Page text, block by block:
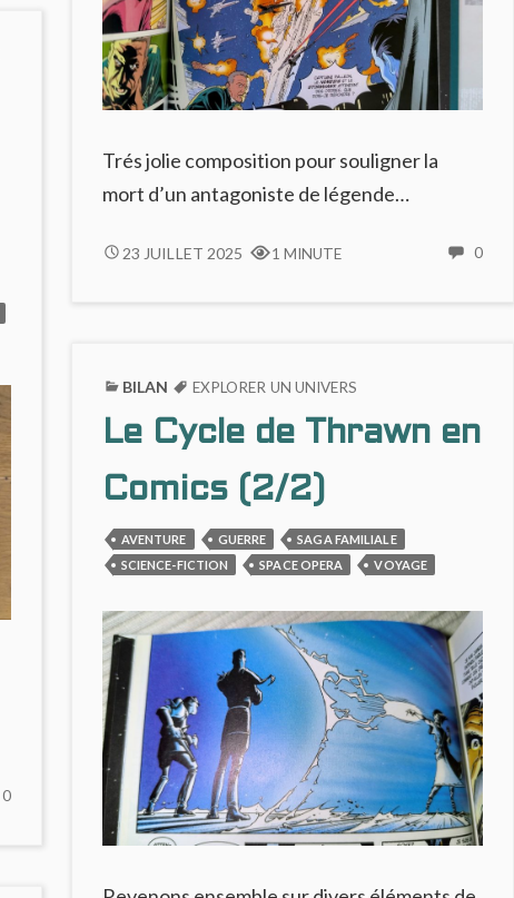
Trés jolie composition pour souligner la
mort d’un antagoniste de légende…
MORT
23 JUILLET 2025 1 MINUTE 0NO
0NO
BILAN EXPLORER UN UNIVERS
Le Cycle de Thrawn en
Comics (2/2)
AVENTURE GUERRE
SAGA FAMILIALE
SCIENCE-FICTION
SPACE OPERA VOYAGE